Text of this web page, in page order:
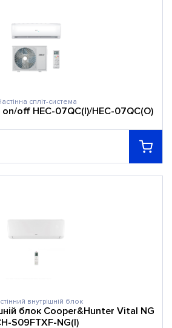
спліт-система
оn/оff HEC-07QC(I)/HEC-07QC(O)
внутрішній блок
блок Cooper&Hunter Vital NG
S09FTXF-NG(I)